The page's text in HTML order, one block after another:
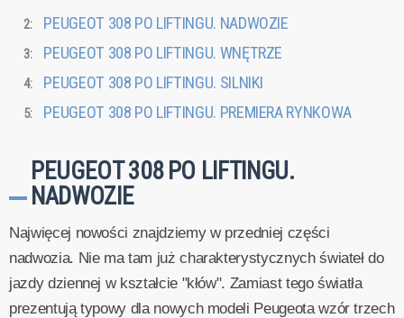
PEUGEOT 308 PO LIFTINGU. NADWOZIE
PEUGEOT 308 PO LIFTINGU. WNĘTRZE
PEUGEOT 308 PO LIFTINGU. SILNIKI
PEUGEOT 308 PO LIFTINGU. PREMIERA RYNKOWA
PEUGEOT 308 PO LIFTINGU.
NADWOZIE
Najwięcej nowości znajdziemy w przedniej części
nadwozia. Nie ma tam już charakterystycznych świateł do
jazdy dziennej w kształcie "kłów". Zamiast tego światła
prezentują typowy dla nowych modeli Peugeota wzór trzech